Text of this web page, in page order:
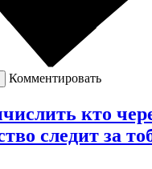
Комментировать
кто
следит за